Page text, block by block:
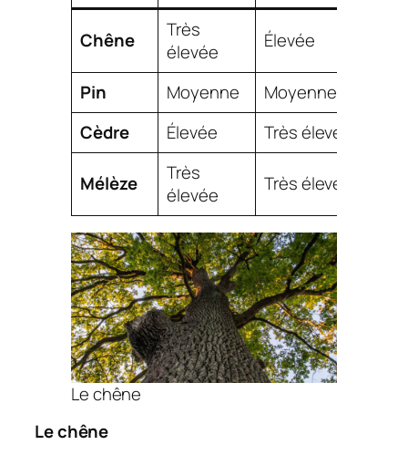
Chêne
Très
élevée
Élevée
Pin Moyenne Moyenne
Cèdre
Élevée Très élevée
Mélèze
Très
élevée
Très élevée
Le chêne
Le chêne